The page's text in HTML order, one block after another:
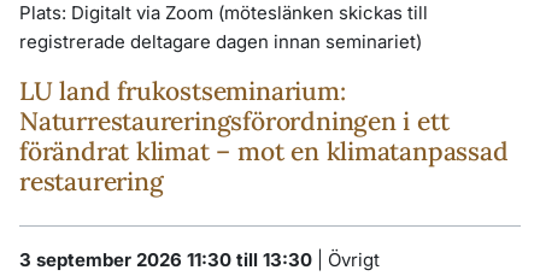
Plats: Digitalt via Zoom (möteslänken skickas till
registrerade deltagare dagen innan seminariet)
LU land frukostseminarium:
Naturrestaureringsförordningen i ett
förändrat klimat – mot en klimatanpassad
restaurering
3 september 2026 11:30 till 13:30
Övrigt